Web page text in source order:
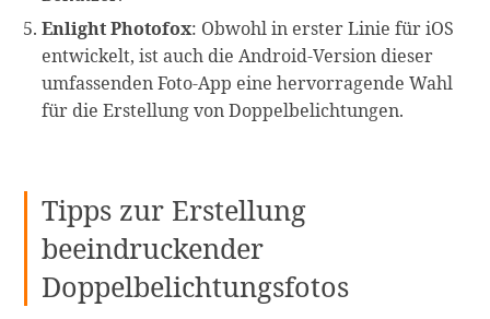
Enlight Photofox: Obwohl in erster Linie für iOS
entwickelt, ist auch die Android-Version dieser
umfassenden Foto-App eine hervorragende Wahl
für die Erstellung von Doppelbelichtungen.
Tipps zur Erstellung
beeindruckender
Doppelbelichtungsfotos